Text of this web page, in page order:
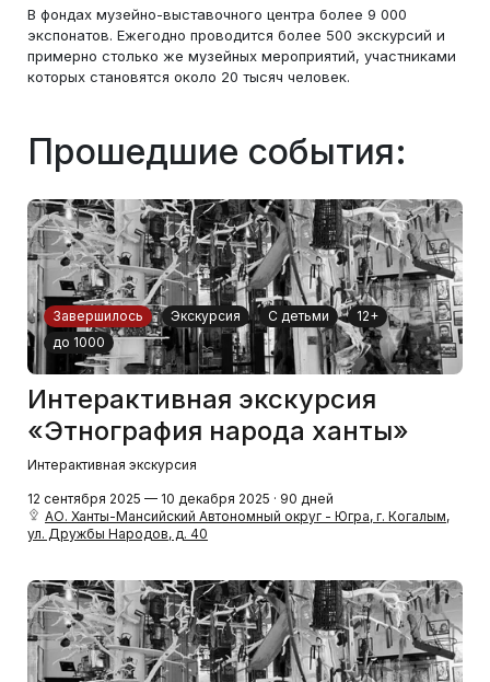
В фондах музейно-выставочного центра более 9 000
экспонатов. Ежегодно проводится более 500 экскурсий и
примерно столько же музейных мероприятий, участниками
которых становятся около 20 тысяч человек.
Прошедшие события:
Завершилось Экскурсия С детьми
12+
до 1000
Интерактивная экскурсия
«Этнография народа ханты»
Интерактивная экскурсия
12 сентября 2025 — 10 декабря 2025 · 90 дней
АО. Ханты-Мансийский Автономный округ - Югра, г. Когалым,
ул. Дружбы Народов, д. 40